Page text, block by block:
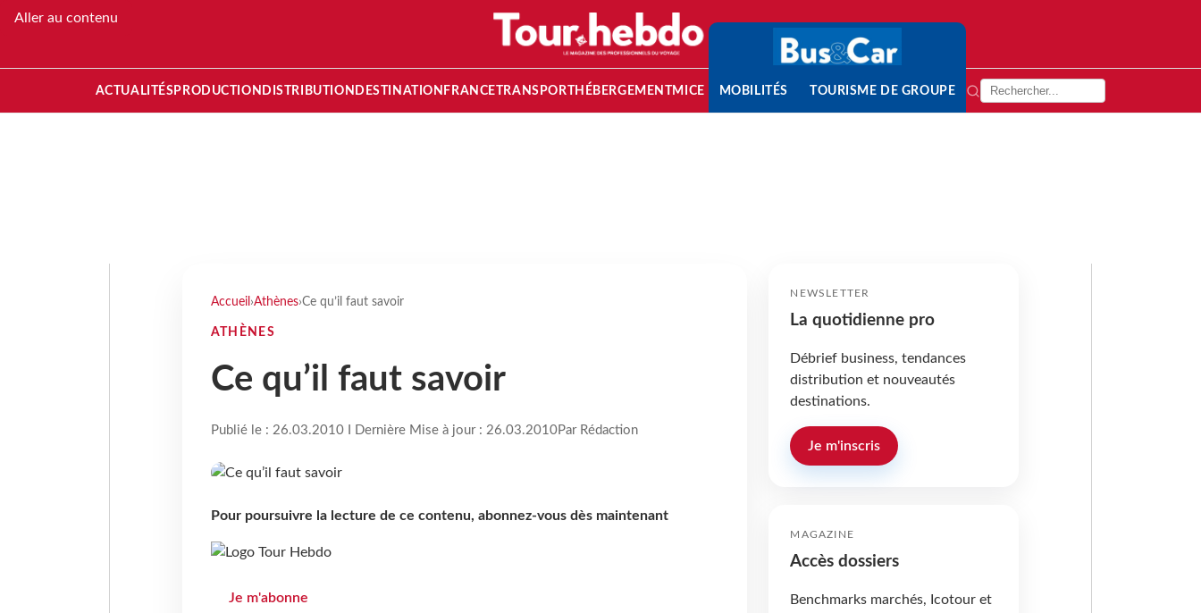
Aller au contenu
ACTUALITÉS PRODUCTION DISTRIBUTION DESTINATION FRANCETRANSPORT HÉBERGEMENTMICE MOBILITÉS TOURISME DE GROUPE
Accueil ›Athènes›Ce qu’il faut savoir
ATHÈNES
Ce qu’il faut savoir
Publié le : 26.03.2010 I Dernière Mise à jour : 26.03.2010Par Rédaction
Pour poursuivre la lecture de ce contenu, abonnez-vous dès maintenant
Je m'abonne
NEWSLETTER
La quotidienne pro
Débrief business, tendances
distribution et nouveautés
destinations.
Je m'inscris
MAGAZINE
Accès dossiers
Benchmarks marchés, Icotour et